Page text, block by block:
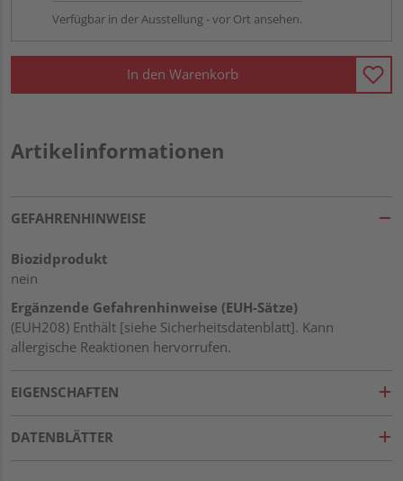
Verfügbar in der Ausstellung - vor Ort ansehen.
In den Warenkorb
Artikelinformationen
GEFAHRENHINWEISE
Biozidprodukt
nein
Ergänzende Gefahrenhinweise (EUH-Sätze)
(EUH208) Enthält [siehe Sicherheitsdatenblatt]. Kann
allergische Reaktionen hervorrufen.
EIGENSCHAFTEN
DATENBLÄTTER